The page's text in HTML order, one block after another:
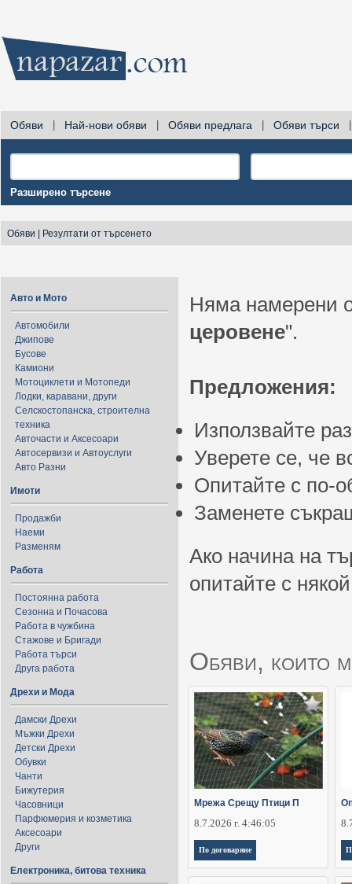
Обяви Най-нови обяви Обяви предлага Обяви търси
Разширено търсене
Обяви Резултати от търсенето
Авто и Мото
Автомобили
Джипове
Бусове
Камиони
Мотоциклети и Мотопеди
Лодки, каравани, други
Селскостопанска, строителна
техника
Авточасти и Аксесоари
Автосервизи и Автоуслуги
Авто Разни
Имоти
Продажби
Наеми
Разменям
Работа
Постоянна работа
Сезонна и Почасова
Работа в чужбина
Стажове и Бригади
Работа търси
Друга работа
Дрехи и Мода
Дамски Дрехи
Мъжки Дрехи
Детски Дрехи
Обувки
Чанти
Бижутерия
Часовници
Парфюмерия и козметика
Аксесоари
Други
Електроника, битова техника
Няма намерени
церовене".
Предложения:
Използвайте
Уверете се, че
Опитайте с по-
Заменете
Ако начина на
опитайте с
Обяви, които
Мрежа Срещу Птици П
8.7.2026 г. 4:46:05
По договаряне